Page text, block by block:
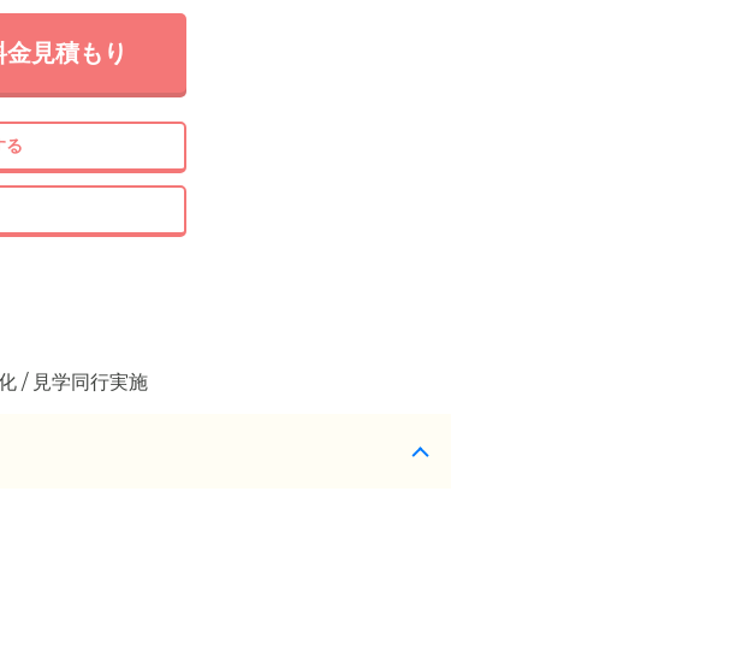
金見積もり
る
/ 見学同行実施